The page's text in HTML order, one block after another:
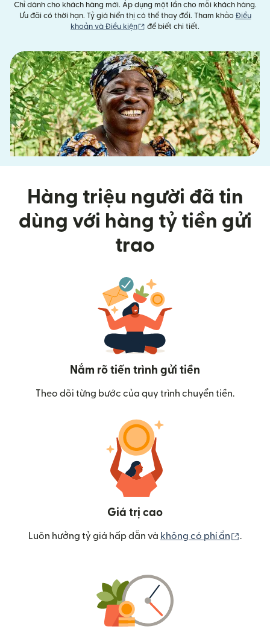
Chỉ dành cho khách hàng mới. Áp dụng một lần cho mỗi khách hàng.
Ưu đãi có thời hạn. Tỷ giá hiển thị có thể thay đổi. Tham khảo Điều
khoản và Điều kiện
(mở trong cửa sổ mới)
để biết chi tiết.
Hàng triệu người đã tin
dùng với hàng tỷ tiền gửi
trao
Nắm rõ tiến trình gửi tiền
Theo dõi từng bước của quy trình chuyển tiền.
Giá trị cao
Luôn hưởng tỷ giá hấp dẫn và không có phí ẩn .